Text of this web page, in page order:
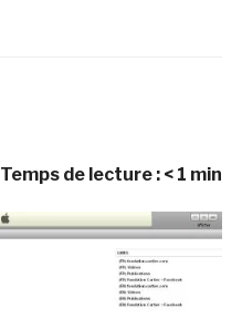
Temps de lecture : < 1 min